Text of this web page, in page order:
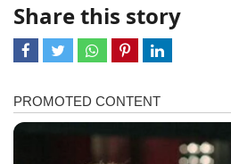
Share this story